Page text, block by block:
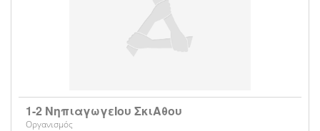
1-2 ΝηπιαγωγεΙου ΣκιΑθου
Οργανισμός